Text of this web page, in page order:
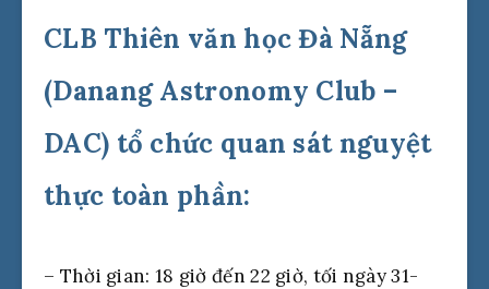
CLB Thiên văn học Đà Nẵng
(Danang Astronomy Club –
DAC) tổ chức quan sát nguyệt
thực toàn phần:
– Thời gian: 18 giờ đến 22 giờ, tối ngày 31-